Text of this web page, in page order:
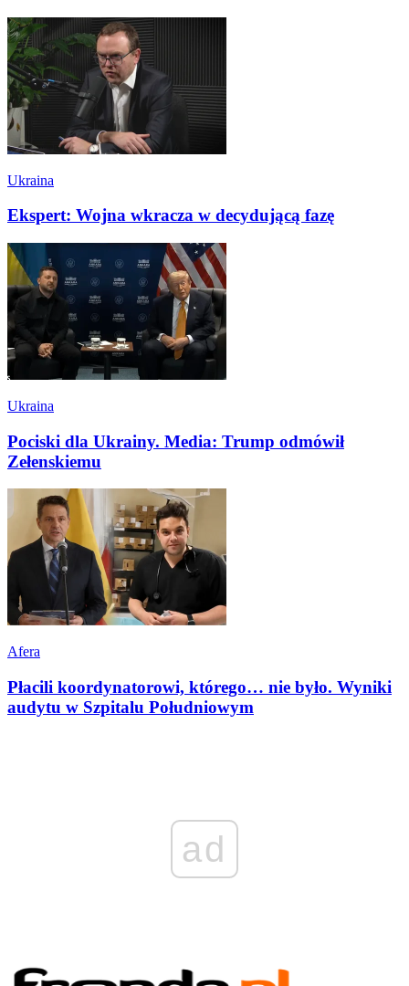
Ukraina
Ekspert: Wojna wkracza w decydującą fazę
Ukraina
Pociski dla Ukrainy. Media: Trump odmówił
Zełenskiemu
Afera
Płacili koordynatorowi, którego… nie było. Wyniki
audytu w Szpitalu Południowym
ad